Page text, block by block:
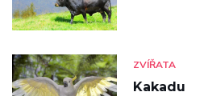
ZVÍŘATA
Kakadu